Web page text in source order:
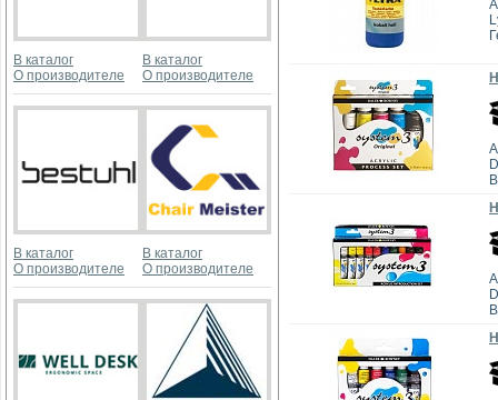
В каталог
О производителе
В каталог
О производителе
В каталог
О производителе
В каталог
О производителе